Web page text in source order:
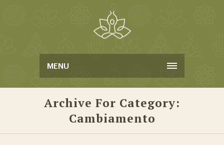
MENU
Archive For Category:
Cambiamento